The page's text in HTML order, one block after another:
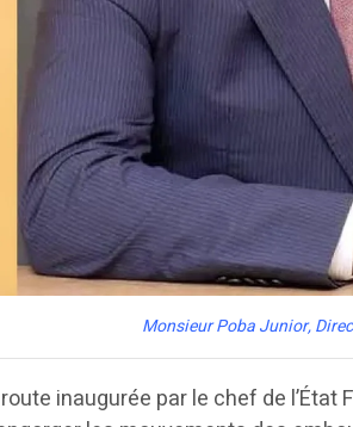
Monsieur Poba Junior,
inaugurée par le chef de